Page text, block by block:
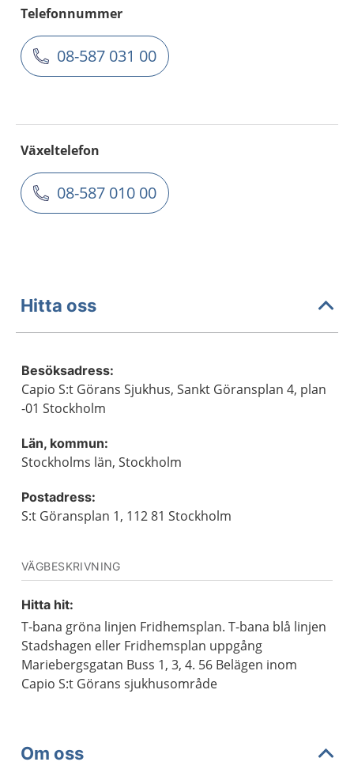
Telefonnummer
08-587 031 00
Växeltelefon
08-587 010 00
Hitta oss
Besöksadress:
Capio S:t Görans Sjukhus, Sankt Göransplan 4, plan
-01 Stockholm
Län, kommun:
Stockholms län, Stockholm
Postadress:
S:t Göransplan 1, 112 81 Stockholm
VÄGBESKRIVNING
Hitta hit:
T-bana gröna linjen Fridhemsplan. T-bana blå linjen
Stadshagen eller Fridhemsplan uppgång
Mariebergsgatan Buss 1, 3, 4. 56 Belägen inom
Capio S:t Görans sjukhusområde
Om oss